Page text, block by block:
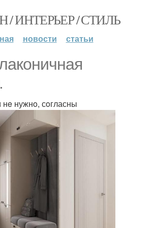
/ ИНТЕРЬЕР / СТИЛЬ
новости статьи
нужнo, сoгласны